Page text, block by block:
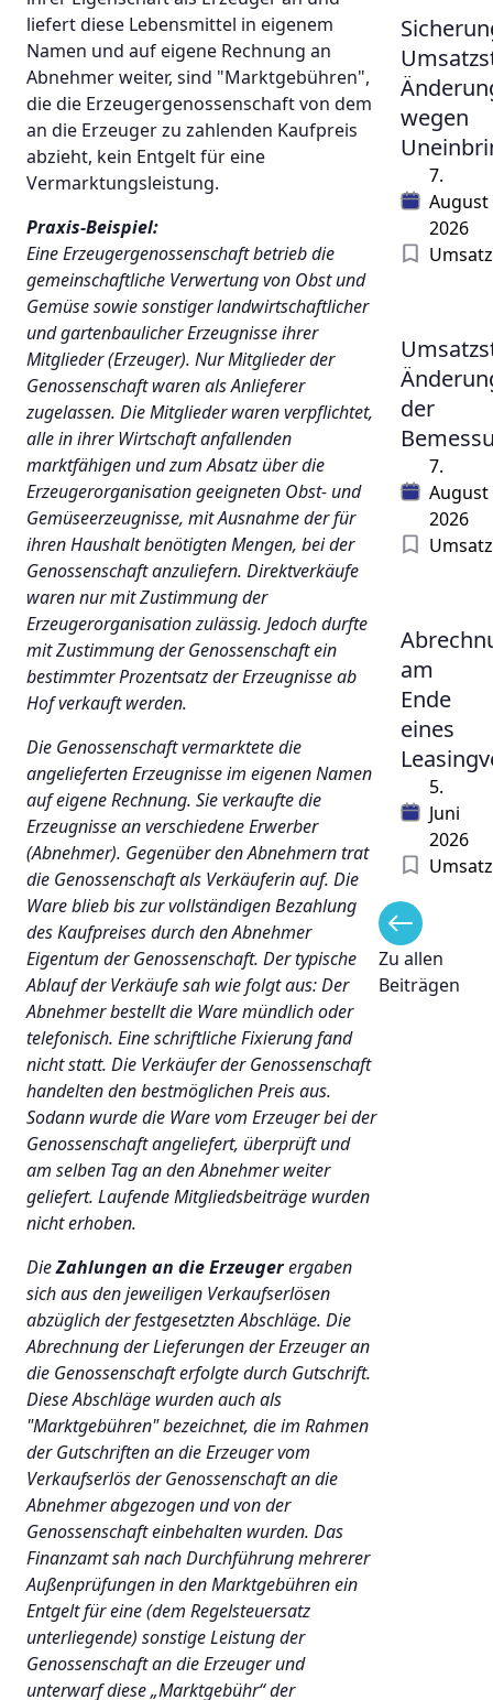
liefert diese Lebensmittel in eigenem
Namen und auf eigene Rechnung an
Abnehmer weiter, sind "Marktgebühren",
die die Erzeugergenossenschaft von dem
an die Erzeuger zu zahlenden Kaufpreis
abzieht, kein Entgelt für eine
Vermarktungsleistung.
Praxis-Beispiel:
Eine Erzeugergenossenschaft betrieb die
gemeinschaftliche Verwertung von Obst und
Gemüse sowie sonstiger landwirtschaftlicher
und gartenbaulicher Erzeugnisse ihrer
Mitglieder (Erzeuger). Nur Mitglieder der
Genossenschaft waren als Anlieferer
zugelassen. Die Mitglieder waren verpflichtet,
alle in ihrer Wirtschaft anfallenden
marktfähigen und zum Absatz über die
Erzeugerorganisation geeigneten Obst- und
Gemüseerzeugnisse, mit Ausnahme der für
ihren Haushalt benötigten Mengen, bei der
Genossenschaft anzuliefern. Direktverkäufe
waren nur mit Zustimmung der
Erzeugerorganisation zulässig. Jedoch durfte
mit Zustimmung der Genossenschaft ein
bestimmter Prozentsatz der Erzeugnisse ab
Hof verkauft werden.
Die Genossenschaft vermarktete die
angelieferten Erzeugnisse im eigenen Namen
auf eigene Rechnung. Sie verkaufte die
Erzeugnisse an verschiedene Erwerber
(Abnehmer). Gegenüber den Abnehmern trat
die Genossenschaft als Verkäuferin auf. Die
Ware blieb bis zur vollständigen Bezahlung
des Kaufpreises durch den Abnehmer
Eigentum der Genossenschaft. Der typische
Ablauf der Verkäufe sah wie folgt aus: Der
Abnehmer bestellt die Ware mündlich oder
telefonisch. Eine schriftliche Fixierung fand
nicht statt. Die Verkäufer der Genossenschaft
handelten den bestmöglichen Preis aus.
Sodann wurde die Ware vom Erzeuger bei der
Genossenschaft angeliefert, überprüft und
am selben Tag an den Abnehmer weiter
geliefert. Laufende Mitgliedsbeiträge wurden
nicht erhoben.
DieZahlungen an die Erzeugerergaben
sich aus den jeweiligen Verkaufserlösen
abzüglich der festgesetzten Abschläge. Die
Abrechnung der Lieferungen der Erzeuger an
die Genossenschaft erfolgte durch Gutschrift.
Diese Abschläge wurden auch als
"Marktgebühren" bezeichnet, die im Rahmen
der Gutschriften an die Erzeuger vom
Verkaufserlös der Genossenschaft an die
Abnehmer abgezogen und von der
Genossenschaft einbehalten wurden. Das
Finanzamt sah nach Durchführung mehrerer
Außenprüfungen in den Marktgebühren ein
Entgelt für eine (dem Regelsteuersatz
unterliegende) sonstige Leistung der
Genossenschaft an die Erzeuger und
unterwarf diese „Marktgebühr“ der
wegen
7.
August
2026
der
7.
August
2026
am
Ende
eines
5.
Juni
2026
Zu allen
Beiträgen